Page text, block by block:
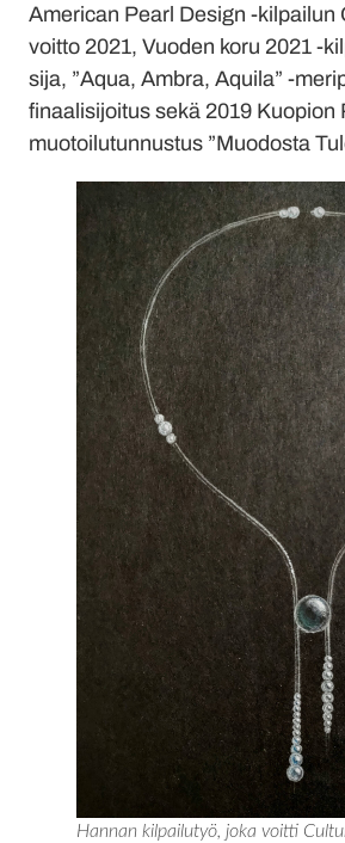
American Pearl Design -kilpailun
voitto 2021, Vuoden koru 2021 -
sija, ”Aqua, Ambra, Aquila” -
finaalisijoitus sekä 2019 Kuopion
muotoilutunnustus ”Muodosta
Hannan kilpailutyö, joka voitti